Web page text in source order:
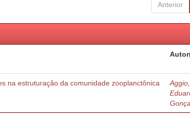
Anterior
na estruturação da comunidade zooplanctônica